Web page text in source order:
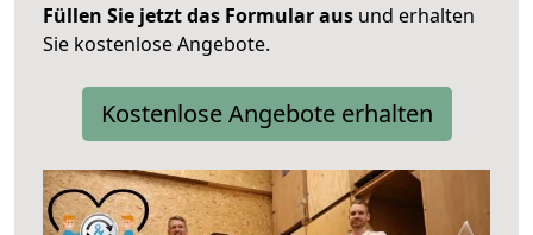
Füllen Sie jetzt das Formular aus und erhalten
Sie kostenlose Angebote.
Kostenlose Angebote erhalten